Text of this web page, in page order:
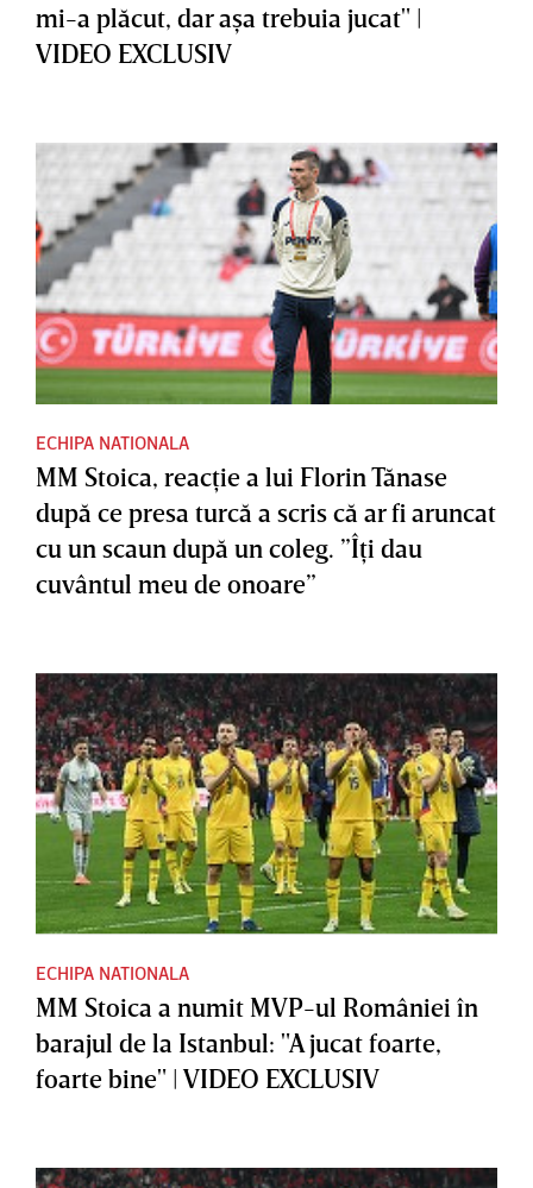
mi-a plăcut, dar aşa trebuia jucat" |
VIDEO EXCLUSIV
ECHIPA NATIONALA
MM Stoica, reacţie a lui Florin Tănase
după ce presa turcă a scris că ar fi aruncat
cu un scaun după un coleg. ”Îţi dau
cuvântul meu de onoare”
ECHIPA NATIONALA
MM Stoica a numit MVP-ul României în
barajul de la Istanbul: "A jucat foarte,
foarte bine" | VIDEO EXCLUSIV